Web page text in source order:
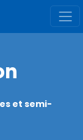
et semi-